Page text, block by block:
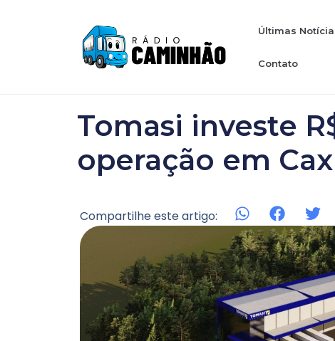
Últimas
Contato
Tomasi investe
operação em
Compartilhe este artigo: